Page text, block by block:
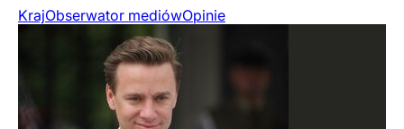
KrajObserwator mediówOpinie